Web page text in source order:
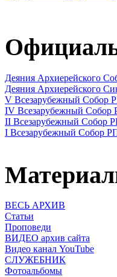
Деяния Архиерейского
Деяния Архиерейского
V Всезарубежный Собор
IV Всезарубежный Собор
II Всезарубежный Собор
I Всезарубежный Собор
ВЕСЬ АРХИВ
Статьи
Проповеди
ВИДЕО архив сайта
Видео канал YouTube
СЛУЖЕБНИК
Фотоальбомы